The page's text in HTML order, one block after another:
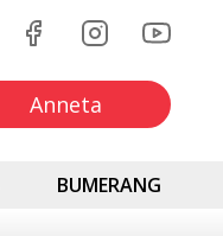
Anneta
BUMERANG